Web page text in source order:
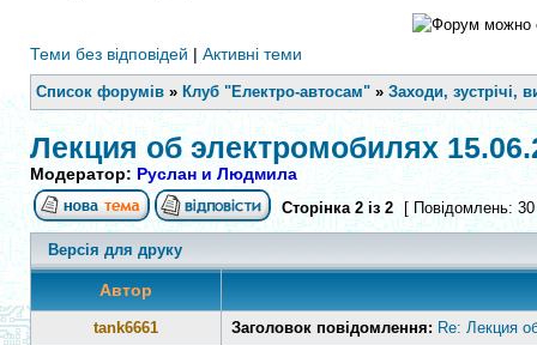
Теми без відповідей | Активні теми
Список форумів » Клуб "Електро-автосам" » Заходи, зустрічі,
Лекция об электромобилях
Модератор:Руслан и Людмила
Сторінка 2із2 [ Повідомлень:
Версія для друку
Автор
tank6661 Заголовок повідомлення: Re: Лекция